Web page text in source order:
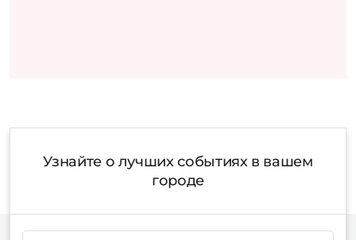
Узнайте о лучших событиях в вашем
городе